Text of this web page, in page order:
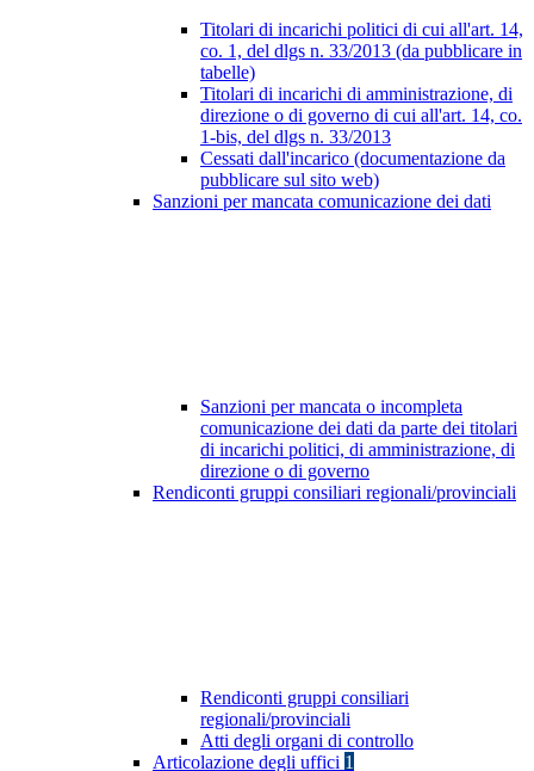
Titolari di incarichi politici di cui all'art. 14,
co. 1, del dlgs n. 33/2013 (da pubblicare in
tabelle)
Titolari di incarichi di amministrazione, di
direzione o di governo di cui all'art. 14, co.
1-bis, del dlgs n. 33/2013
Cessati dall'incarico (documentazione da
pubblicare sul sito web)
Sanzioni per mancata comunicazione dei dati
Sanzioni per mancata o incompleta
comunicazione dei dati da parte dei titolari
di incarichi politici, di amministrazione, di
direzione o di governo
Rendiconti gruppi consiliari regionali/provinciali
Rendiconti gruppi consiliari
regionali/provinciali
Atti degli organi di controllo
Articolazione degli uffici 1